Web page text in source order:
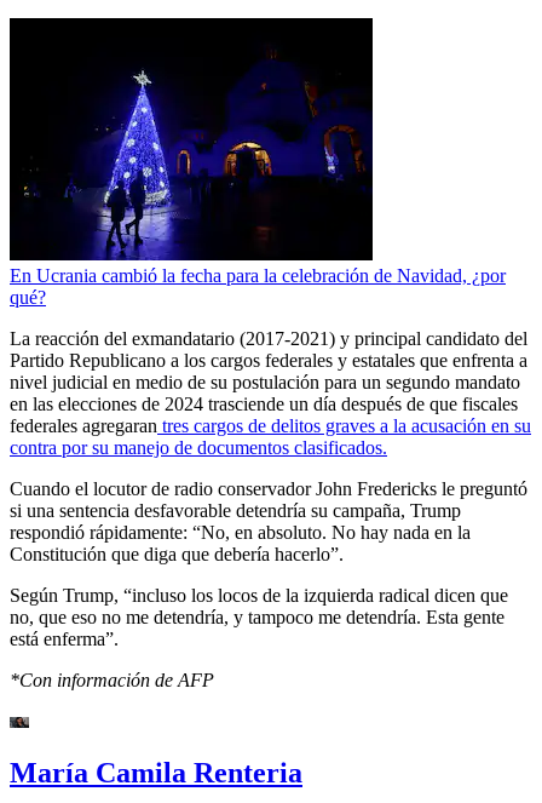
En Ucrania cambió la fecha para la celebración de Navidad, ¿por
qué?
La reacción del exmandatario (2017-2021) y principal candidato del
Partido Republicano a los cargos federales y estatales que enfrenta a
nivel judicial en medio de su postulación para un segundo mandato
en las elecciones de 2024 trasciende un día después de que fiscales
federales agregaran tres cargos de delitos graves a la acusación en su
contra por su manejo de documentos clasificados.
Cuando el locutor de radio conservador John Fredericks le preguntó
si una sentencia desfavorable detendría su campaña, Trump
respondió rápidamente: “No, en absoluto. No hay nada en la
Constitución que diga que debería hacerlo”.
Según Trump, “incluso los locos de la izquierda radical dicen que
no, que eso no me detendría, y tampoco me detendría. Esta gente
está enferma”.
*Con información de AFP
María Camila Renteria